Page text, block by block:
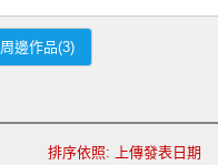
周邊作品(3)
排序依照: 上傳發表日期